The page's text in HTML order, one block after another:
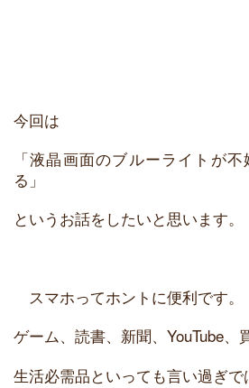
今回は
「液晶画面のブルーライトが
る」
というお話をしたいと思います。
スマホってホントに便利です。
ゲーム、読書、新聞、YouTube、
生活必需品といっても言い過ぎで